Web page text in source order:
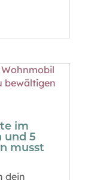
im
und 5
musst
dein